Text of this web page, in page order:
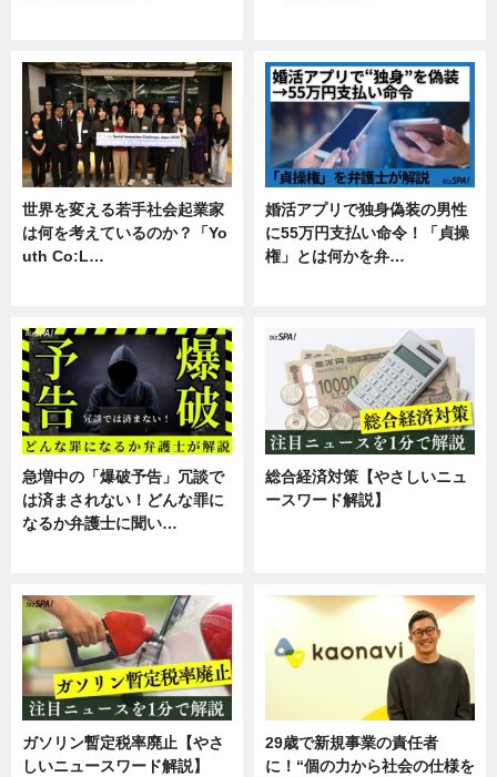
世界を変える若手社会起業家
は何を考えているのか？「Yo
uth Co:L…
婚活アプリで独身偽装の男性
に55万円支払い命令！「貞操
権」とは何かを弁…
急増中の「爆破予告」冗談で
は済まされない！どんな罪に
なるか弁護士に聞い…
総合経済対策【やさしいニュ
ースワード解説】
ガソリン暫定税率廃止【やさ
しいニュースワード解説】
29歳で新規事業の責任者
に！“個の力から社会の仕様を